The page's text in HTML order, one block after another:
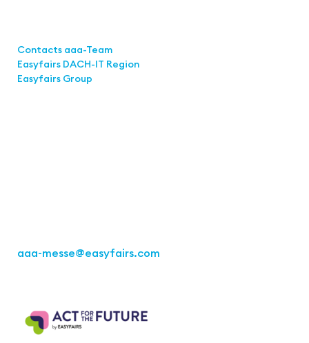
Contacts aaa-Team
Easyfairs DACH-IT Region
Easyfairs Group
aaa-messe@easyfairs.com